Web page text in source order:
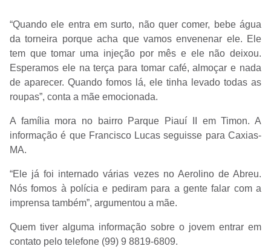
“Quando ele entra em surto, não quer comer, bebe água
da torneira porque acha que vamos envenenar ele. Ele
tem que tomar uma injeção por mês e ele não deixou.
Esperamos ele na terça para tomar café, almoçar e nada
de aparecer. Quando fomos lá, ele tinha levado todas as
roupas”, conta a mãe emocionada.
A família mora no bairro Parque Piauí II em Timon. A
informação é que Francisco Lucas seguisse para Caxias-
MA.
“Ele já foi internado várias vezes no Aerolino de Abreu.
Nós fomos à polícia e pediram para a gente falar com a
imprensa também”, argumentou a mãe.
Quem tiver alguma informação sobre o jovem entrar em
contato pelo telefone (99) 9 8819-6809.